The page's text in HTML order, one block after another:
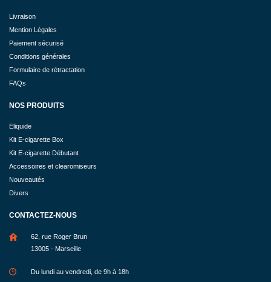
Livraison
Mention Légales
Paiement sécurisé
Conditions générales
Formulaire de rétractation
FAQs
NOS PRODUITS
Eliquide
Kit E-cigarette Box
Kit E-cigarette Débutant
Accessoires et clearomiseurs
Nouveautés
Divers
CONTACTEZ-NOUS
62, rue Roger Brun
13005 - Marseille
Du lundi au vendredi, de 9h à 18h